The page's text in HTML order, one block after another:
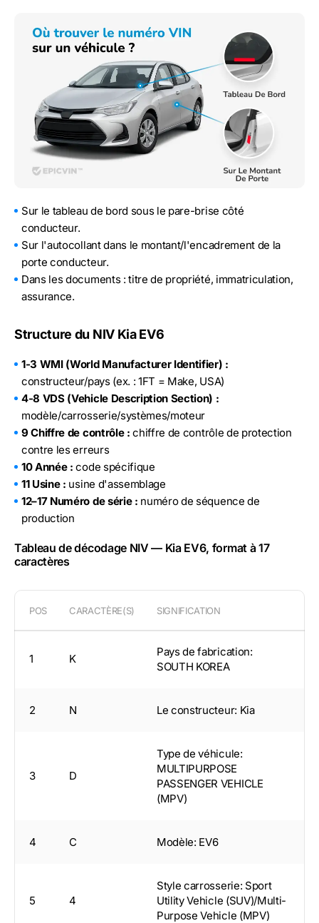
Sur le tableau de bord sous le pare-brise côté
conducteur.
Sur l'autocollant dans le montant/l'encadrement de la
porte conducteur.
Dans les documents : titre de propriété, immatriculation,
assurance.
Structure du NIV Kia EV6
1-3 WMI (World Manufacturer Identifier) :
constructeur/pays (ex. : 1FT = Make, USA)
4-8 VDS (Vehicle Description Section) :
modèle/carrosserie/systèmes/moteur
9 Chiffre de contrôle : chiffre de contrôle de protection
contre les erreurs
10 Année : code spécifique
11 Usine : usine d'assemblage
12–17 Numéro de série : numéro de séquence de
production
Tableau de décodage NIV — Kia EV6, format à 17
caractères
POS CARACTÈRE(S) SIGNIFICATION
1 K
Pays de fabrication:
SOUTH KOREA
2 N Le constructeur: Kia
3 D
Type de véhicule:
MULTIPURPOSE
PASSENGER VEHICLE
(MPV)
4 C Modèle: EV6
5 4
Style carrosserie: Sport
Utility Vehicle (SUV)/Multi-
Purpose Vehicle (MPV)